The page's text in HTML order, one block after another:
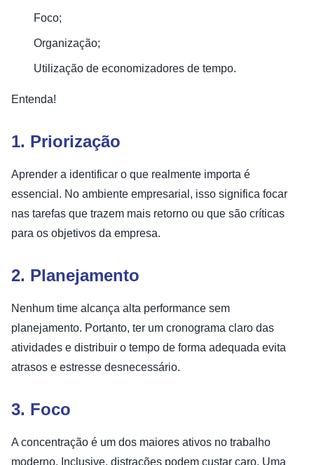
Foco;
Organização;
Utilização de economizadores de tempo.
Entenda!
1. Priorização
Aprender a identificar o que realmente importa é
essencial. No ambiente empresarial, isso significa focar
nas tarefas que trazem mais retorno ou que são críticas
para os objetivos da empresa.
2. Planejamento
Nenhum time alcança alta performance sem
planejamento. Portanto, ter um cronograma claro das
atividades e distribuir o tempo de forma adequada evita
atrasos e estresse desnecessário.
3. Foco
A concentração é um dos maiores ativos no trabalho
moderno. Inclusive, distrações podem custar caro. Uma